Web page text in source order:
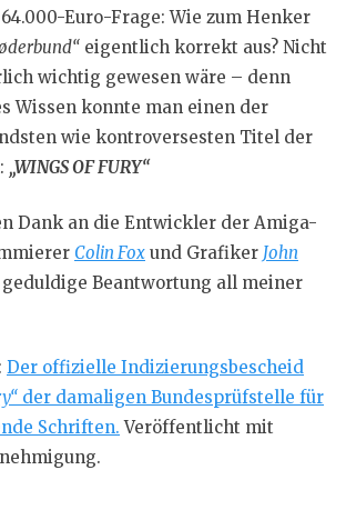
Euro-Frage: Wie zum Henker
eigentlich korrekt aus? Nicht
wichtig gewesen wäre – denn
Wissen konnte man einen der
wie kontroversesten Titel der
„WINGS OF FURY“
Dank an die Entwickler der Amiga-
Colin Fox und Grafiker John
Beantwortung all meiner
Der offizielle Indizierungsbescheid
der damaligen Bundesprüfstelle für
Schriften. Veröffentlicht mit